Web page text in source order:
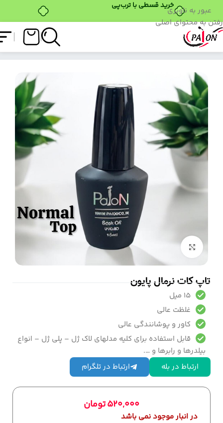
خرید قسطی با ترب‌پیعبور به ناوبری
رفتن به محتوای اصلی
فروشگاه تاپ کات نرمال پایون
بزرگنمایی تصویر
تاپ کات نرمال پایون
15 میل
غلظت عالی
کاور و پوشانندگی عالی
قابل استفاده برای کلیه مدلهای لاک ژل – پلی ژل – انواع
بیلدرها و رابرها و ….
ارتباط در بله
ارتباط در تلگرام
520,000تومان
در انبار موجود نمی باشد